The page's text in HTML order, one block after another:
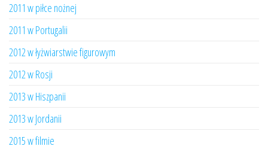
2011 w piłce nożnej
2011 w Portugalii
2012 w łyżwiarstwie figurowym
2012 w Rosji
2013 w Hiszpanii
2013 w Jordanii
2015 w filmie